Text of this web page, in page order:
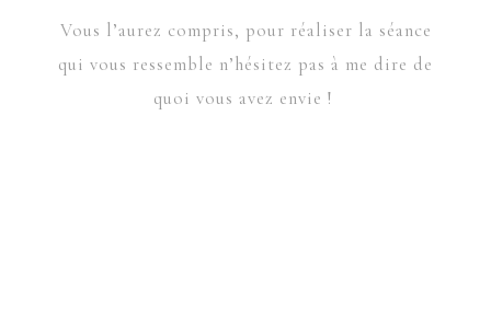
Vous l’aurez compris, pour réaliser la séance
qui vous ressemble n’hésitez pas à me dire de
quoi vous avez envie !